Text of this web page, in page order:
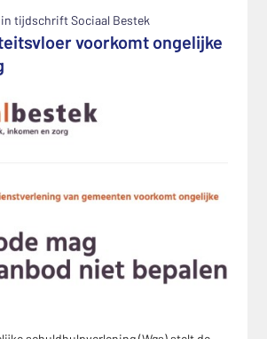
tijdschrift Sociaal Bestek
voorkomt ongelijke